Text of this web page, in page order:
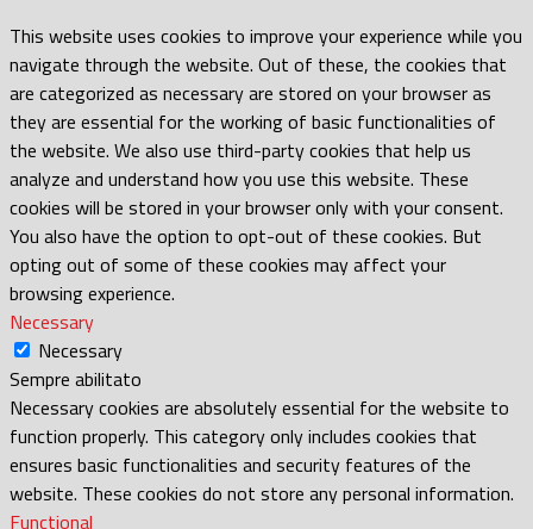
This website uses cookies to improve your experience while you
navigate through the website. Out of these, the cookies that
are categorized as necessary are stored on your browser as
they are essential for the working of basic functionalities of
the website. We also use third-party cookies that help us
analyze and understand how you use this website. These
cookies will be stored in your browser only with your consent.
You also have the option to opt-out of these cookies. But
opting out of some of these cookies may affect your
browsing experience.
Necessary
Necessary
Sempre abilitato
Necessary cookies are absolutely essential for the website to
function properly. This category only includes cookies that
ensures basic functionalities and security features of the
website. These cookies do not store any personal information.
Functional